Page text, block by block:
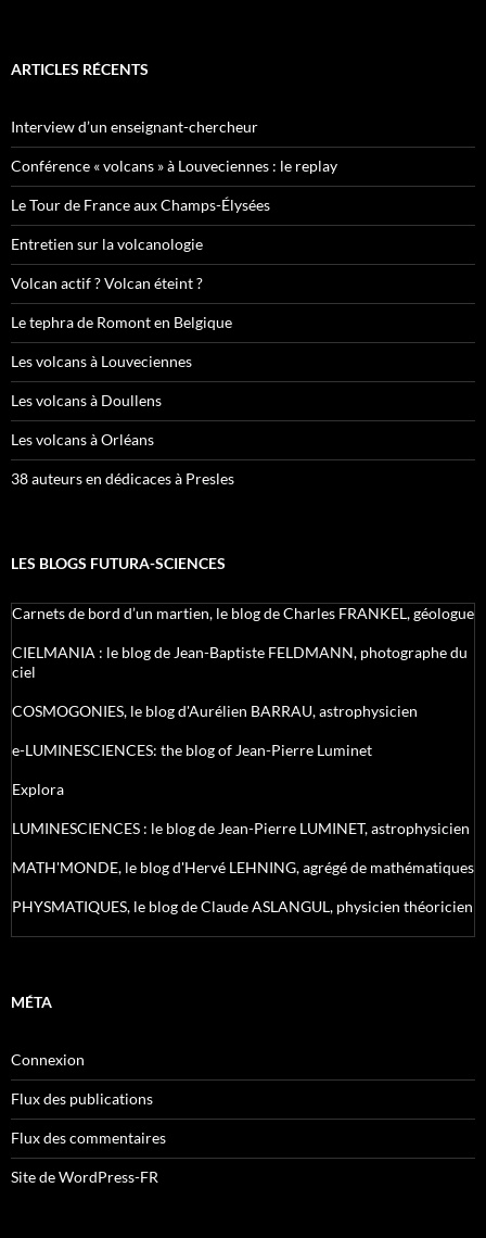
ARTICLES RÉCENTS
Interview d’un enseignant-chercheur
Conférence « volcans » à Louveciennes : le replay
Le Tour de France aux Champs-Élysées
Entretien sur la volcanologie
Volcan actif ? Volcan éteint ?
Le tephra de Romont en Belgique
Les volcans à Louveciennes
Les volcans à Doullens
Les volcans à Orléans
38 auteurs en dédicaces à Presles
LES BLOGS FUTURA-SCIENCES
Carnets de bord d’un martien, le blog de Charles FRANKEL, géologue
CIELMANIA : le blog de Jean-Baptiste FELDMANN, photographe du
ciel
COSMOGONIES, le blog d'Aurélien BARRAU, astrophysicien
e-LUMINESCIENCES: the blog of Jean-Pierre Luminet
Explora
LUMINESCIENCES : le blog de Jean-Pierre LUMINET, astrophysicien
MATH'MONDE, le blog d'Hervé LEHNING, agrégé de mathématiques
PHYSMATIQUES, le blog de Claude ASLANGUL, physicien théoricien
MÉTA
Connexion
Flux des publications
Flux des commentaires
Site de WordPress-FR